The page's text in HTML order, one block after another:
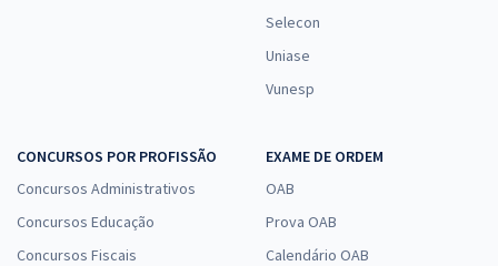
Selecon
Uniase
Vunesp
CONCURSOS POR PROFISSÃO
Concursos Administrativos
Concursos Educação
Concursos Fiscais
EXAME DE ORDEM
OAB
Prova OAB
Calendário OAB